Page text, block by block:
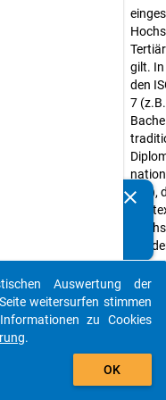
gilt. In
den
7
etc.),
kurze
clear
auto_stories
add_shopping_cart
Auswertung der
weitersurfen stimmen
zu Cookies
.
OK